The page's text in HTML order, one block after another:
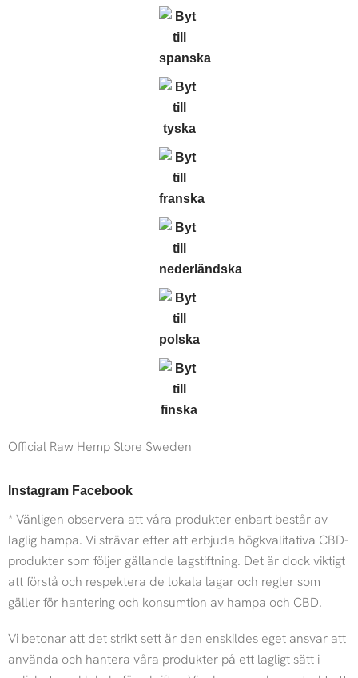
Official Raw Hemp Store Sweden
Instagram Facebook
* Vänligen observera att våra produkter enbart består av
laglig hampa. Vi strävar efter att erbjuda högkvalitativa CBD-
produkter som följer gällande lagstiftning. Det är dock viktigt
att förstå och respektera de lokala lagar och regler som
gäller för hantering och konsumtion av hampa och CBD.
Vi betonar att det strikt sett är den enskildes eget ansvar att
använda och hantera våra produkter på ett lagligt sätt i